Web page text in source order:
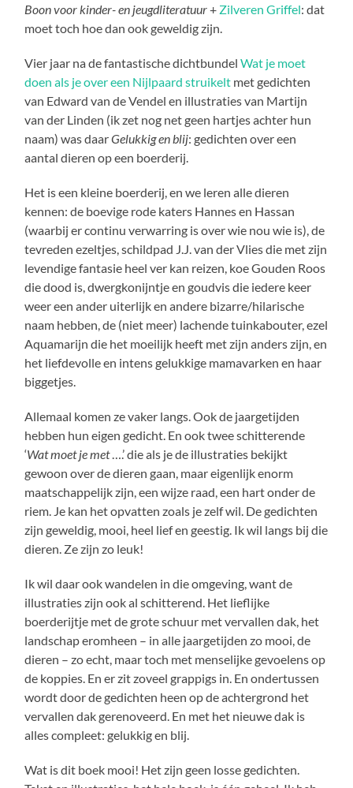
Boon voor kinder- en jeugdliteratuur+ Zilveren Griffel: dat
moet toch hoe dan ook geweldig zijn.
Vier jaar na de fantastische dichtbundelWat je moet
doen als je over een Nijlpaard struikelt met gedichten
van Edward van de Vendel en illustraties van Martijn
van der Linden (ik zet nog net geen hartjes achter hun
naam) was daarGelukkig en blij: gedichten over een
aantal dieren op een boerderij.
Het is een kleine boerderij, en we leren alle dieren
kennen: de boevige rode katers Hannes en Hassan
(waarbij er continu verwarring is over wie nou wie is), de
tevreden ezeltjes, schildpad J.J. van der Vlies die met zijn
levendige fantasie heel ver kan reizen, koe Gouden Roos
die dood is, dwergkonijntje en goudvis die iedere keer
weer een ander uiterlijk en andere bizarre/hilarische
naam hebben, de (niet meer) lachende tuinkabouter, ezel
Aquamarijn die het moeilijk heeft met zijn anders zijn, en
het liefdevolle en intens gelukkige mamavarken en haar
biggetjes.
Allemaal komen ze vaker langs. Ook de jaargetijden
hebben hun eigen gedicht. En ook twee schitterende
‘Wat moet je met….’ die als je de illustraties bekijkt
gewoon over de dieren gaan, maar eigenlijk enorm
maatschappelijk zijn, een wijze raad, een hart onder de
riem. Je kan het opvatten zoals je zelf wil. De gedichten
zijn geweldig, mooi, heel lief en geestig. Ik wil langs bij die
dieren. Ze zijn zo leuk!
Ik wil daar ook wandelen in die omgeving, want de
illustraties zijn ook al schitterend. Het lieflijke
boerderijtje met de grote schuur met vervallen dak, het
landschap eromheen – in alle jaargetijden zo mooi, de
dieren – zo echt, maar toch met menselijke gevoelens op
de koppies. En er zit zoveel grappigs in. En ondertussen
wordt door de gedichten heen op de achtergrond het
vervallen dak gerenoveerd. En met het nieuwe dak is
alles compleet: gelukkig en blij.
Wat is dit boek mooi! Het zijn geen losse gedichten.